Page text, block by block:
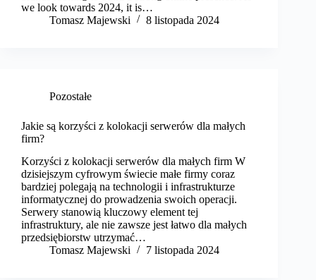
we look towards 2024, it is…
Tomasz Majewski
8 listopada 2024
Pozostałe
Jakie są korzyści z kolokacji serwerów dla małych
firm?
Korzyści z kolokacji serwerów dla małych firm W
dzisiejszym cyfrowym świecie małe firmy coraz
bardziej polegają na technologii i infrastrukturze
informatycznej do prowadzenia swoich operacji.
Serwery stanowią kluczowy element tej
infrastruktury, ale nie zawsze jest łatwo dla małych
przedsiębiorstw utrzymać…
Tomasz Majewski
7 listopada 2024